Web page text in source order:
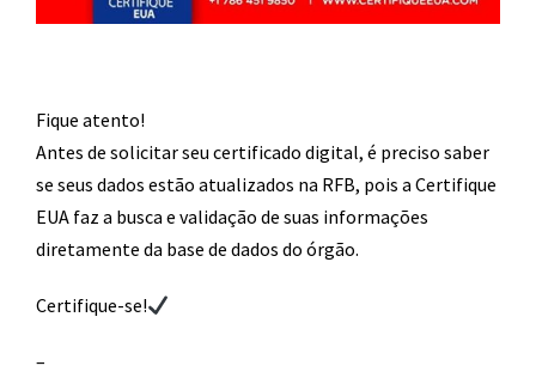
Fique atento!
Antes de solicitar seu certificado digital, é preciso saber
se seus dados estão atualizados na RFB, pois a Certifique
EUA faz a busca e validação de suas informações
diretamente da base de dados do órgão.
Certifique-se!
–